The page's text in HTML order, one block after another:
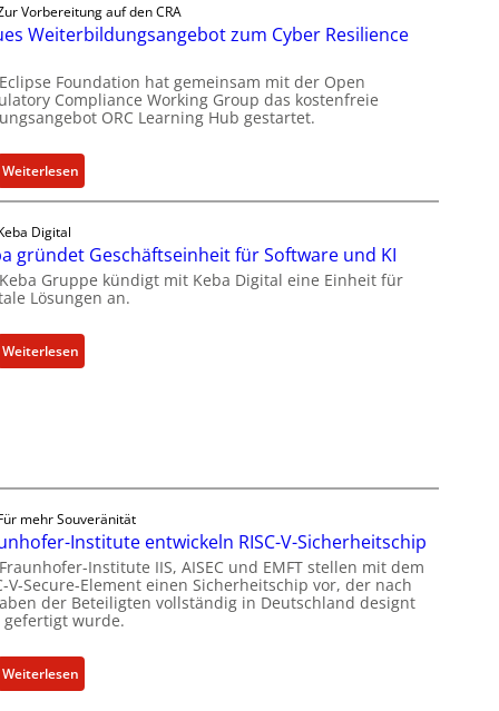
x
l
e
f
t
t
u
e
l
e
e
n
z
u
m
K
I
-
E
Vorbereitung auf den CRA
Weiterbildungsangebot zum Cyber Resilience
Foundation hat gemeinsam mit der Open
Compliance Working Group das kostenfreie
ORC Learning Hub gestartet.
Weiterlesen:
N
e
s
W
e
i
d
u
n
g
s
n
g
Digital
gründet Geschäftseinheit für Software und KI
Gruppe kündigt mit Keba Digital eine Einheit für
Lösungen an.
Weiterlesen:
K
r
ü
n
d
e
t
G
e
s
mehr Souveränität
Institute entwickeln RISC-V-Sicherheitschip
Institute IIS, AISEC und EMFT stellen mit dem
V-Secure-Element einen Sicherheitschip vor, der nach
der Beteiligten vollständig in Deutschland designt
wurde.
Weiterlesen:
F